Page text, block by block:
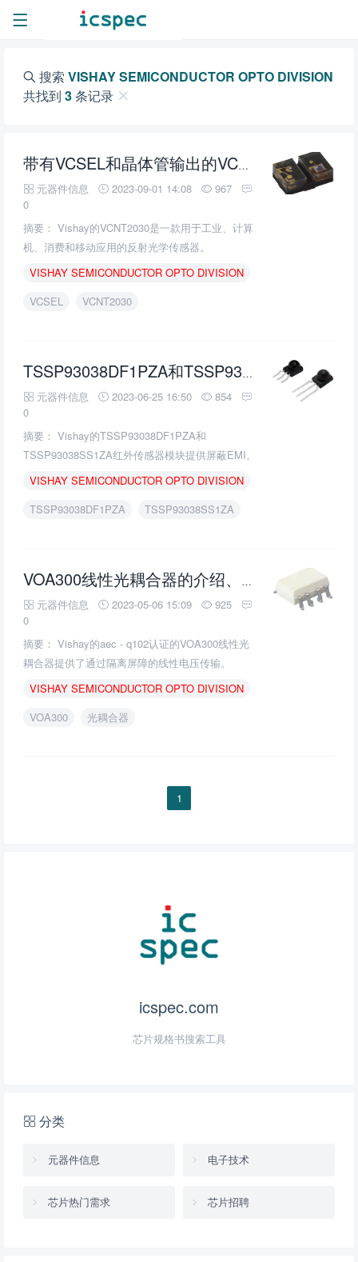
搜索 VISHAY SEMICONDUCTOR OPTO DIVISION
共找到 3条记录
带有VCSEL和晶体管输出的VCNT2030反射光学传感器的介绍、特性、及应用
元器件信息
2023-09-01 14:08
967
0
摘要： Vishay的VCNT2030是一款用于工业、计算
机、消费和移动应用的反射光学传感器。
VISHAY SEMICONDUCTOR OPTO DIVISION
VCSEL
VCNT2030
TSSP93038DF1PZA和TSSP93038SS1ZA红外传感器模块的介绍、特性、及应用
元器件信息
2023-06-25 16:50
854
0
摘要： Vishay的TSSP93038DF1PZA和
TSSP93038SS1ZA红外传感器模块提供屏蔽EMI。
VISHAY SEMICONDUCTOR OPTO DIVISION
TSSP93038DF1PZA
TSSP93038SS1ZA
VOA300线性光耦合器的介绍、特性、及应用
元器件信息
2023-05-06 15:09
925
0
摘要： Vishay的aec - q102认证的VOA300线性光
耦合器提供了通过隔离屏障的线性电压传输。
VISHAY SEMICONDUCTOR OPTO DIVISION
VOA300
光耦合器
1
icspec.com
芯片规格书搜索工具
分类
元器件信息 电子技术
芯片热门需求 芯片招聘